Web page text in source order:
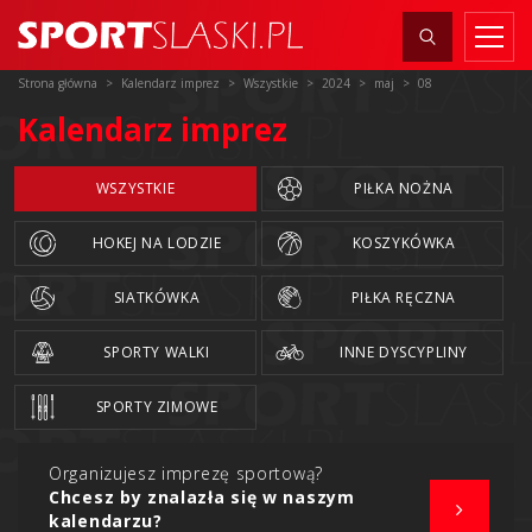
Strona główna Kalendarz imprez Wszystkie 2024 maj 08
Kalendarz imprez
WSZYSTKIE PIŁKA NOŻNA
HOKEJ NA LODZIE KOSZYKÓWKA
SIATKÓWKA PIŁKA RĘCZNA
SPORTY WALKI INNE DYSCYPLINY
SPORTY ZIMOWE
Organizujesz imprezę sportową?
Chcesz by znalazła się w naszym
kalendarzu?